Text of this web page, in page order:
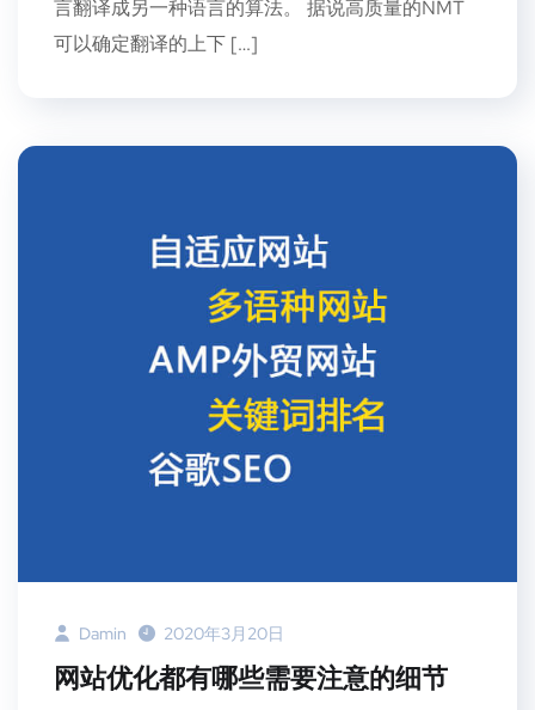
言翻译成另一种语言的算法。 据说高质量的NMT
可以确定翻译的上下 […]
Damin 2020年3月20日
网站优化都有哪些需要注意的细节